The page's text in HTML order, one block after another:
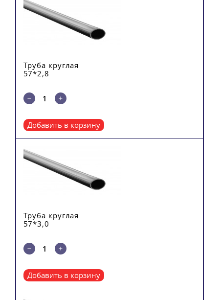
Труба круглая
57*2,8
Добавить в корзину
Труба круглая
57*3,0
Добавить в корзину